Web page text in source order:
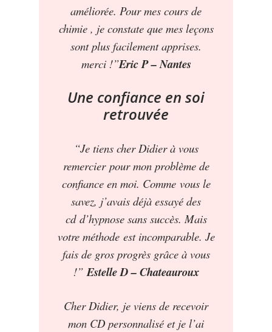
améliorée. Pour mes cours de
chimie , je constate que mes leçons
sont plus facilementapprises.
merci !”Eric P – Nantes
Une confiance en soi
retrouvée
“Je tiens cher Didier à vous
remercier pour mon problème de
confiance en moi. Comme vous le
savez, j’avais déjà essayé des
cd d’hypnose sans succès. Mais
votre méthode est incomparable. Je
fais de gros progrès grâceà vous
!” Estelle D – Chateauroux
Cher Didier, je viens de recevoir
mon CD personnalisé et je l’ai